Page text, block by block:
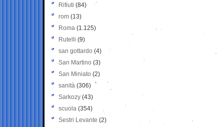
Rifiuti (84)
rom (13)
Roma (1.125)
Rutelli (9)
san gottardo (4)
San Martino (3)
San Miniato (2)
sanità (306)
Sarkozy (43)
scuola (354)
Sestri Levante (2)